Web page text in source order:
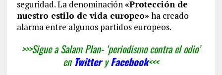
seguridad. La denominación«Protección de
nuestro estilo de vida europeo» ha creado
alarma entre algunos partidos europeos.
>>>Sigue a Salam Plan- ‘periodismo contra el odio’
en TwitteryFacebook<<<